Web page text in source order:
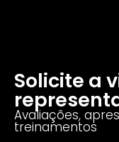
Solicite a
Avaliações,
treinamentos